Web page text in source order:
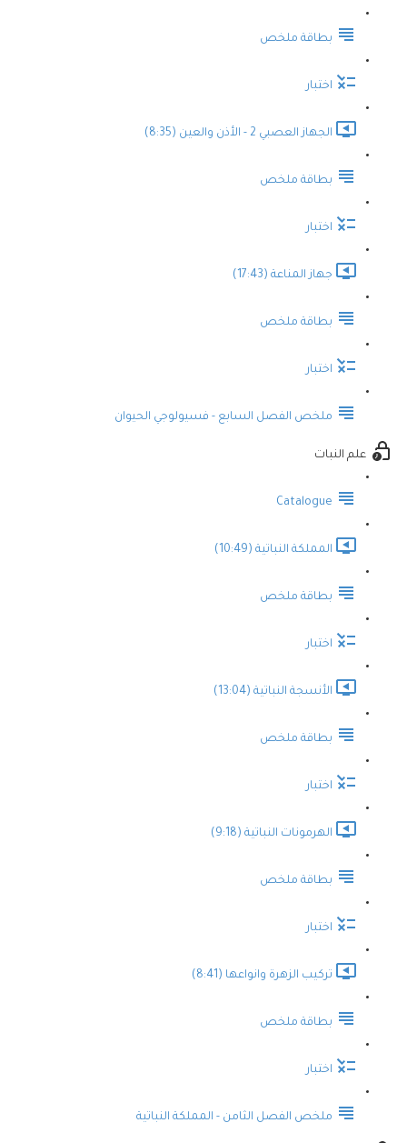
بطاقة ملخص
اختبار
الجهاز العصبي 2 - الأذن والعين (8:35)
بطاقة ملخص
اختبار
جهاز المناعة (17:43)
بطاقة ملخص
اختبار
ملخص الفصل السابع - فسيولوجي الحيوان
علم النبات
Catalogue
المملكة النباتية (10:49)
بطاقة ملخص
اختبار
الأنسجة النباتية (13:04)
بطاقة ملخص
اختبار
الهرمونات النباتية (9:18)
بطاقة ملخص
اختبار
تركيب الزهرة وانواعها (8:41)
بطاقة ملخص
اختبار
ملخص الفصل الثامن - المملكة النباتية